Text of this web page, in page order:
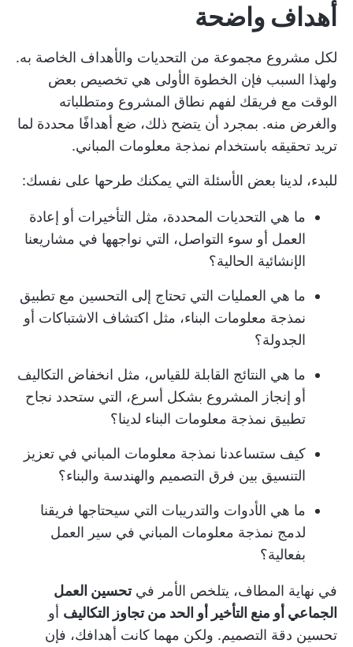
أهداف واضحة
لكل مشروع مجموعة من التحديات والأهداف الخاصة به.
ولهذا السبب فإن الخطوة الأولى هي تخصيص بعض
الوقت مع فريقك لفهم نطاق المشروع ومتطلباته
والغرض منه. بمجرد أن يتضح ذلك، ضع أهدافًا محددة لما
تريد تحقيقه باستخدام نمذجة معلومات المباني.
للبدء، لدينا بعض الأسئلة التي يمكنك طرحها على نفسك:
ما هي التحديات المحددة، مثل التأخيرات أو إعادة
العمل أو سوء التواصل، التي نواجهها في مشاريعنا
الإنشائية الحالية؟
ما هي العمليات التي تحتاج إلى التحسين مع تطبيق
نمذجة معلومات البناء، مثل اكتشاف الاشتباكات أو
الجدولة؟
ما هي النتائج القابلة للقياس، مثل انخفاض التكاليف
أو إنجاز المشروع بشكل أسرع، التي ستحدد نجاح
تطبيق نمذجة معلومات البناء لدينا؟
كيف ستساعدنا نمذجة معلومات المباني في تعزيز
التنسيق بين فرق التصميم والهندسة والبناء؟
ما هي الأدوات والتدريبات التي سيحتاجها فريقنا
لدمج نمذجة معلومات المباني في سير العمل
بفعالية؟
في نهاية المطاف، يتلخص الأمر فيتحسين العمل
الجماعي أو منع التأخير أو الحد من تجاوز التكاليف أو
تحسين دقة التصميم. ولكن مهما كانت أهدافك، فإن